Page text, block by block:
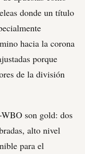
donde un título
hacia la corona
porque
de la división
son gold: dos
alto nivel
para el